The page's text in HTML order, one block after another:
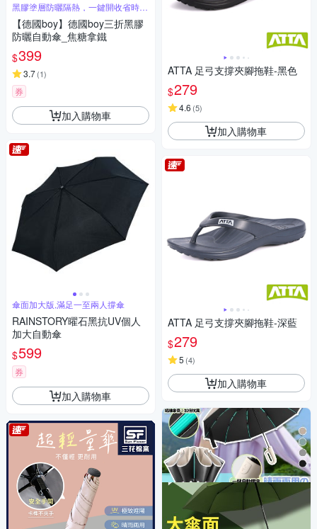
黑膠塗層防曬隔熱，一鍵開收省時省
力
【德國boy】德國boy三折黑膠
防曬自動傘_焦糖拿鐵
$399
3.7(1)
券
加入購物車
傘面加大版,滿足一至兩人撐傘
RAINSTORY曜石黑抗UV個人
加大自動傘
$599
券
加入購物車
ATTA 足弓支撐夾腳拖鞋-黑色
$279
4.6 (5)
加入購物車
ATTA 足弓支撐夾腳拖鞋-深藍
$279
5 (4)
加入購物車